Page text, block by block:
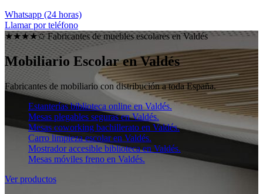
Whatsapp (24 horas)
Llamar por teléfono
★★★★✩ Fabricantes de muebles escolares enValdés
Mobiliario Escolar en Valdés
Fabricantes de mobiliario con distribución a toda España.
Estanterías biblioteca online en Valdés.
Mesas plegables seguras en Valdés.
Mesas coworking bachillerato en Valdés.
Carro limpieza escolar en Valdés.
Mostrador accesible biblioteca en Valdés.
Mesas móviles freno en Valdés.
Ver productos